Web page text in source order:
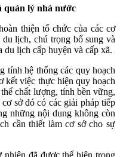
quản lý nhà nước
thiện tổ chức của các cơ
lịch, chú trọng bổ sung và
du lịch cấp huyện và cấp xã.
tính hệ thống các quy hoạch
kết việc thực hiện quy hoạch
chất lượng, tính bền vững,
sở đó có các giải pháp tiếp
những nội dung không còn
cần thiết làm cơ sở cho sự
đã được thể hiện trong